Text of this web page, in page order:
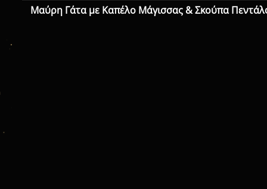
Μαύρη Γάτα με Καπέλο Μάγισσας & Σκούπα